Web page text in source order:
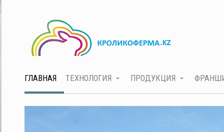
ГЛАВНАЯ ТЕХНОЛОГИЯ ПРОДУКЦИЯ